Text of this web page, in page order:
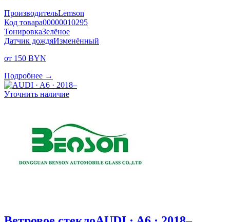
ПроизводительLemson
Код товара00000010295
ТонировкаЗелёное
Датчик дождяИзменённый
от 150 BYN
Подробнее →
Уточнить наличие